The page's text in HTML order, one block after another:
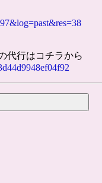
代行はコチラから